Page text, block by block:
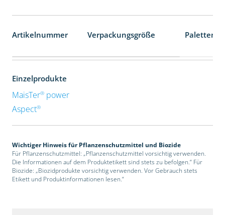
Artikelnummer Verpackungsgröße
Einzelprodukte
MaisTer®power
Aspect®
Wichtiger Hinweis für Pflanzenschutzmittel und Biozide
Für Pflanzenschutzmittel: „Pflanzenschutzmittel vorsichtig verwenden.
Die Informationen auf dem Produktetikett sind stets zu befolgen.“ Für
Biozide: „Biozidprodukte vorsichtig verwenden. Vor Gebrauch stets
Etikett und Produktinformationen lesen.“